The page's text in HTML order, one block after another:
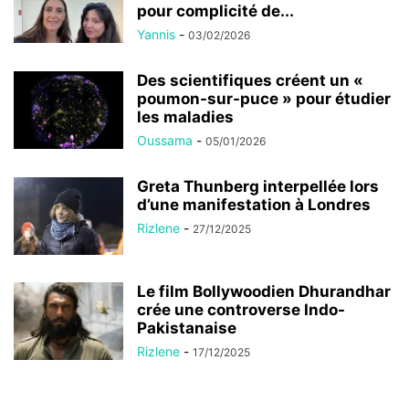
pour complicité de...
Yannis - 03/02/2026
Des scientifiques créent un «
poumon-sur-puce » pour étudier
les maladies
Oussama - 05/01/2026
Greta Thunberg interpellée lors
d’une manifestation à Londres
Rizlene - 27/12/2025
Le film Bollywoodien Dhurandhar
crée une controverse Indo-
Pakistanaise
Rizlene - 17/12/2025